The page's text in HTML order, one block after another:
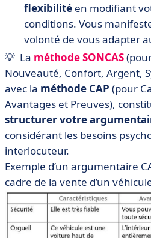
flexibilité en modifiant
conditions. Vous
volonté de vous adapter
💡 La méthode SONCAS
Nouveauté, Confort, Argent,
avec la méthode CAP (pour
Avantages et Preuves),
structurer votre
considérant les besoins
interlocuteur.
Exemple d’un argumentaire
cadre de la vente d’un